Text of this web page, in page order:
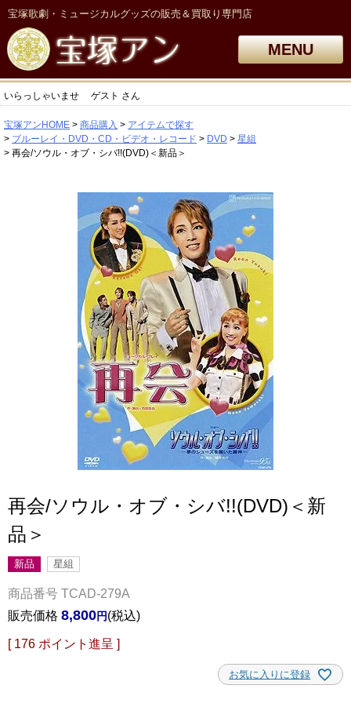
宝塚歌劇・ミュージカルグッズの販売＆買取り専門店
MENU
いらっしゃいませ ゲスト さん
宝塚アンHOME 商品購入
アイテムで探す
ブルーレイ・DVD・CD・ビデオ・レコード
DVD
星組
再会/ソウル・オブ・シバ!!(DVD)＜新品＞
再会/ソウル・オブ・シバ!!(DVD)＜新
品＞
新品 星組
商品番号 TCAD-279A
販売価格 8,800 税込
[ 176 ポイント進呈 ]
お気に入りに登録